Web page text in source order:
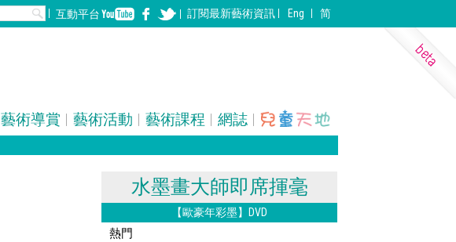
互動平台 訂閱最新藝術資訊 Eng 简
藝術導賞 藝術活動 藝術課程 網誌
全部表演藝術裝置
建築
水墨畫大師即席揮毫
【歐豪年彩墨】DVD
熱門